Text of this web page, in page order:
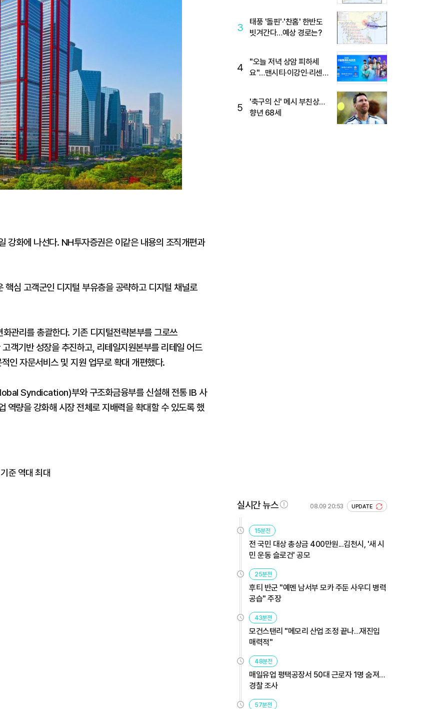
강화에 나선다. NH투자증권은 이같은 내용의 조직개편과
심 고객군인 디지털 부유층을 공략하고 디지털 채널로
관리를 총괄한다. 기존 디지털전략본부를 그로쓰
객기반 성장을 추진하고, 리테일지원본부를 리테일 어드
자문서비스 및 지원 업무로 확대 개편했다.
Syndication)부와 구조화금융부를 신설해 전통 IB 사
역량을 강화해 시장 전체로 지배력을 확대할 수 있도록 했
준 역대 최대
3
태풍 '돌핀'·'찬홈' 한반도
빗겨간다…예상 경로는?
4
"오늘 저녁 상암 피하세
요"…맨시티·이강인·리센느
5
'축구의 신' 메시 부친상…
향년 68세
실시간 뉴스 08.09 20:53 UPDATE
15분전
전 국민 대상 총상금 400만원...김천시, '새 시
민 운동 슬로건' 공모
25분전
후티 반군 "예멘 남서부 모카 주둔 사우디 병력
공습" 주장
43분전
모건스탠리 "메모리 산업 조정 끝나…재진입
매력적"
48분전
매일유업 평택공장서 50대 근로자 1명 숨져…
경찰 조사
57분전